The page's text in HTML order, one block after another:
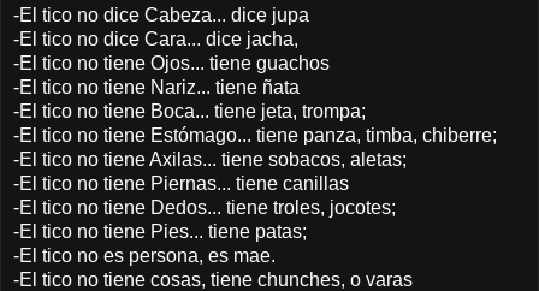
-El tico no dice Cabeza... dice jupa
-El tico no dice Cara... dice jacha,
-El tico no tiene Ojos... tiene guachos
-El tico no tiene Nariz... tiene ñata
-El tico no tiene Boca... tiene jeta, trompa;
-El tico no tiene Estómago... tiene panza, timba, chiberre;
-El tico no tiene Axilas... tiene sobacos, aletas;
-El tico no tiene Piernas... tiene canillas
-El tico no tiene Dedos... tiene troles, jocotes;
-El tico no tiene Pies... tiene patas;
-El tico no es persona, es mae.
-El tico no tiene cosas, tiene chunches, o varas